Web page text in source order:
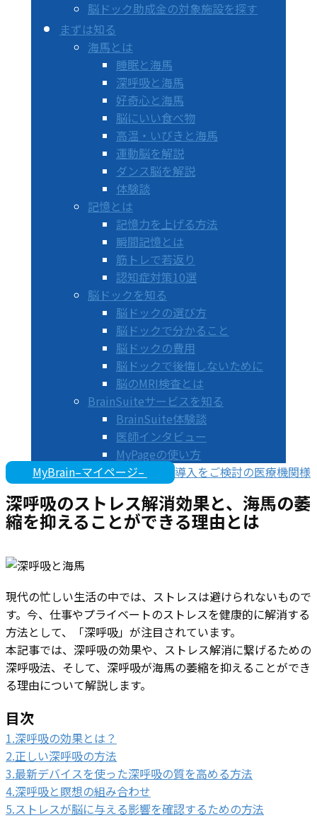
脳ドック助成金の対象施設を探す
まずは知る
海馬とは
睡眠と海馬
深呼吸と海馬
好奇心と海馬
脳にいい食べ物
高温・いびきと海馬
運動脳を解説
ダンス脳を解説
体験談
記憶とは
記憶力を上げる方法
瞬間記憶とは
筋トレで若返り
認知症対策10選
脳ドックを知る
脳ドックの選び方
脳ドックで分かること
脳ドックの費用
脳ドックで後悔しないために
脳のMRI検査とは
BrainSuiteサービスを知る
BrainSuite体験談
医師インタビュー
MyPageの使い方
MyBrain–マイページ–
導入をご検討の医療機関様
深呼吸のストレス解消効果と、海馬の萎
縮を抑えることができる理由とは
現代の忙しい生活の中では、ストレスは避けられないもので
す。今、仕事やプライベートのストレスを健康的に解消する
方法として、「深呼吸」が注目されています。
本記事では、深呼吸の効果や、ストレス解消に繋げるための
深呼吸法、そして、深呼吸が海馬の萎縮を抑えることができ
る理由について解説します。
目次
1.深呼吸の効果とは？
2.​正しい深呼吸の方法
3.最新デバイスを使った深呼吸の質を高める方法
4.深呼吸と瞑想の組み合わせ
5.ストレスが脳に与える影響を確認するための方法